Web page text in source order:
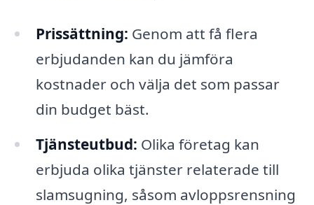
Prissättning: Genom att få flera
erbjudanden kan du jämföra
kostnader och välja det som passar
din budget bäst.
Tjänsteutbud: Olika företag kan
erbjuda olika tjänster relaterade till
slamsugning, såsom avloppsrensning